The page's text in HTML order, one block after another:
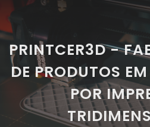
PRINTCER3D -
DE PRODUTOS
POR